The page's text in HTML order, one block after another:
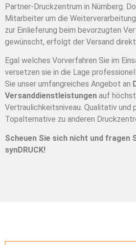
Partner-Druckzentrum in Nürnberg.
Mitarbeiter um die
zur Einlieferung beim bevorzugten
gewünscht, erfolgt der Versand
Egal welches Vorverfahren Sie im
versetzen sie in die Lage
Sie unser umfangreiches Angebot an
Versanddienstleistungen auf
Vertraulichkeitsniveau. Qualitativ und
Topalternative zu anderen
Scheuen Sie sich nicht und fragen
synDRUCK!